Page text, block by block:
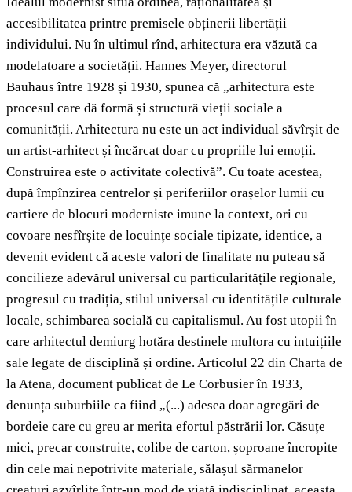
accesibilitatea printre premisele obținerii libertății
individului. Nu în ultimul rînd, arhitectura era văzută ca
modelatoare a societății. Hannes Meyer, directorul
Bauhaus între 1928 și 1930, spunea că „arhitectura este
procesul care dă formă și structură vieții sociale a
comunității. Arhitectura nu este un act individual săvîrșit de
un artist-arhitect și încărcat doar cu propriile lui emoții.
Construirea este o activitate colectivă”. Cu toate acestea,
după împînzirea centrelor și periferiilor orașelor lumii cu
cartiere de blocuri moderniste imune la context, ori cu
covoare nesfîrșite de locuințe sociale tipizate, identice, a
devenit evident că aceste valori de finalitate nu puteau să
concilieze adevărul universal cu particularitățile regionale,
progresul cu tradiția, stilul universal cu identitățile culturale
locale, schimbarea socială cu capitalismul. Au fost utopii în
care arhitectul demiurg hotăra destinele multora cu intuițiile
sale legate de disciplină și ordine. Articolul 22 din Charta de
la Atena, document publicat de Le Corbusier în 1933,
denunța suburbiile ca fiind „(...) adesea doar agregări de
bordeie care cu greu ar merita efortul păstrării lor. Căsuțe
mici, precar construite, colibe de carton, șoproane încropite
din cele mai nepotrivite materiale, sălașul sărmanelor